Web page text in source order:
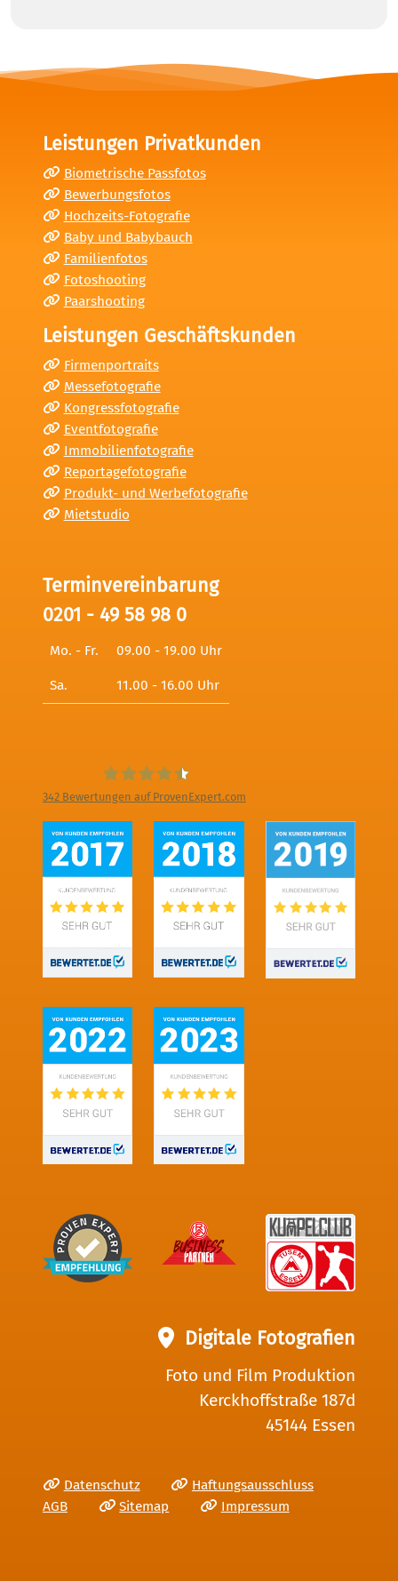
Leistungen Privatkunden
Biometrische Passfotos
Bewerbungsfotos
Hochzeits-Fotografie
Baby und Babybauch
Familienfotos
Fotoshooting
Paarshooting
Leistungen Geschäftskunden
Firmenportraits
Messefotografie
Kongressfotografie
Eventfotografie
Immobilienfotografie
Reportagefotografie
Produkt- und Werbefotografie
Mietstudio
Terminvereinbarung
0201 - 49 58 98 0
Mo. - Fr. 09.00 - 19.00 Uhr
Sa. 11.00 - 16.00 Uhr
Digitale Fotografien - Foto und Film
Produktion
342 Bewertungen auf ProvenExpert.com
Digitale Fotografien
Foto und Film Produktion
Kerckhoffstraße 187d
45144 Essen
Datenschutz
Haftungsausschluss
AGB
Sitemap Impressum